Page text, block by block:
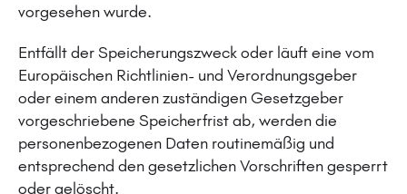
vorgesehen wurde.
Entfällt der Speicherungszweck oder läuft eine vom
Europäischen Richtlinien- und Verordnungsgeber
oder einem anderen zuständigen Gesetzgeber
vorgeschriebene Speicherfrist ab, werden die
personenbezogenen Daten routinemäßig und
entsprechend den gesetzlichen Vorschriften gesperrt
oder gelöscht.